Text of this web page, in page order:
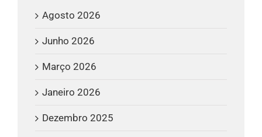
Agosto 2026
Junho 2026
Março 2026
Janeiro 2026
Dezembro 2025